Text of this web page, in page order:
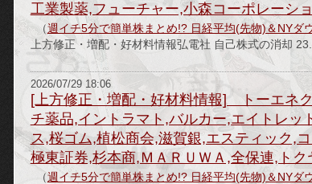
工業製薬,フューチャー,小森コーポレーシ
（週イチ5分で簡単株まとめ!? 日経平均(先物)＆NY
上方修正・増配・好材料情報弘電社 自己株式の消却
2026/07/29 18:06
[上方修正・増配・好材料情報] トーエネ
チ薬品,イントラマト,バルカー,エイトレ
ス,桜ゴム,植松商会,滋賀銀,エスティック,
極東証券,杉本商,ＭＡＲＵＷＡ,全保連,トク
（週イチ5分で簡単株まとめ!? 日経平均(先物)＆NY